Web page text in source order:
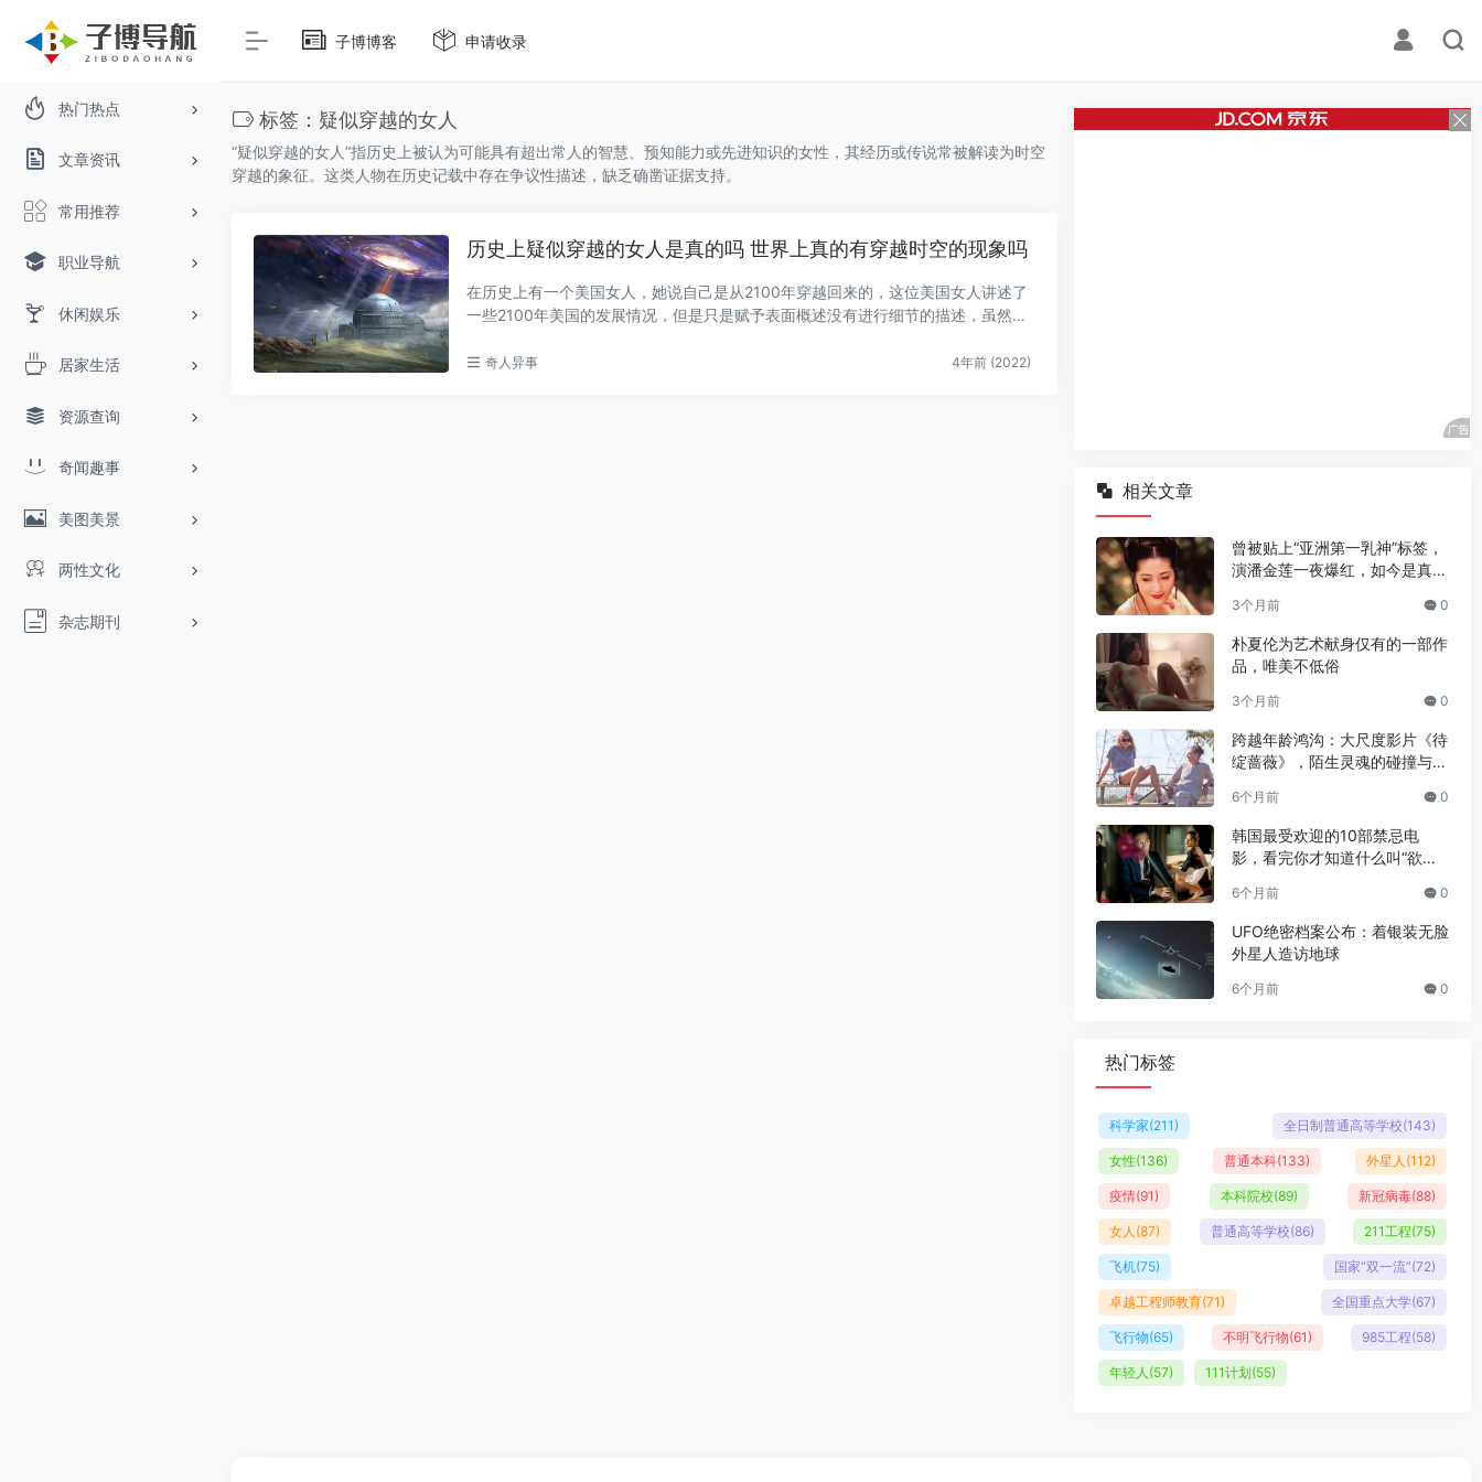
热门热点
文章资讯
常用推荐
职业导航
休闲娱乐
居家生活
资源查询
奇闻趣事
美图美景
两性文化
杂志期刊
子博博客 申请收录
标签：疑似穿越的女人
“疑似穿越的女人”指历史上被认为可能具有超出常人的智慧、预知能力或先进知识的女性，其经历或传说常被解读为时空
穿越的象征。这类人物在历史记载中存在争议性描述，缺乏确凿证据支持。
历史上疑似穿越的女人是真的吗 世界上真的有穿越时空的现象吗
在历史上有一个美国女人，她说自己是从2100年穿越回来的，这位美国女人讲述了
一些2100年美国的发展情况，但是只是赋予表面概述没有进行细节的描述，虽然引
奇人异事 4年前 (2022)
相关文章
曾被贴上“亚洲第一乳神”标签，
演潘金莲一夜爆红，如今是真的
3个月前 0
朴夏伦为艺术献身仅有的一部作
品，唯美不低俗
3个月前 0
跨越年龄鸿沟：大尺度影片《待
绽蔷薇》，陌生灵魂的碰撞与温
6个月前 0
韩国最受欢迎的10部禁忌电
影，看完你才知道什么叫“欲望
6个月前 0
UFO绝密档案公布：着银装无脸
外星人造访地球
6个月前 0
热门标签
科学家(211) 全日制普通高等学校(143)
女性(136) 普通本科(133) 外星人 (112)
疫情(91) 本科院校(89) 新冠病毒(88)
女人 (87) 普通高等学校(86) 211工程(75)
飞机(75) 国家“双一流”(72)
卓越工程师教育(71) 全国重点大学(67)
飞行物(65) 不明飞行物(61) 985工程(58)
年轻人 (57) 111计划(55)